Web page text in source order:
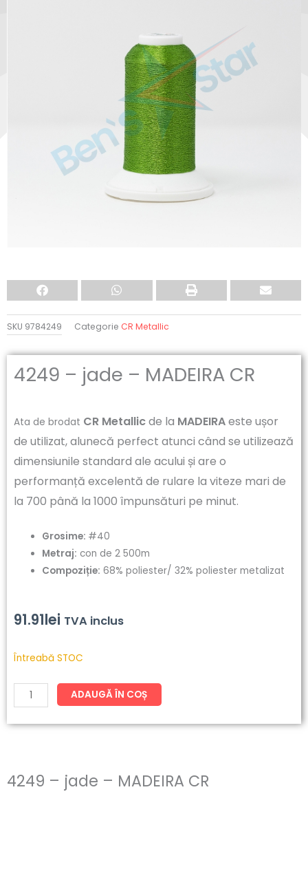
SKU 9784249 Categorie CR Metallic
4249 – jade – MADEIRA CR
Ata de brodat CR Metallicde la MADEIRAeste ușor
de utilizat, alunecă perfect atunci când se utilizează
dimensiunile standard ale acului și are o
performanță excelentă de rulare la viteze mari de
la 700 până la 1000 împunsături pe minut.
Grosime: #40
Metraj: con de 2 500m
Compoziție: 68% poliester/ 32% poliester metalizat
91.91lei TVA inclus
Întreabă STOC
Cantitate
jade
-
ADAUGĂ ÎN COȘ
4249 – jade – MADEIRA CR